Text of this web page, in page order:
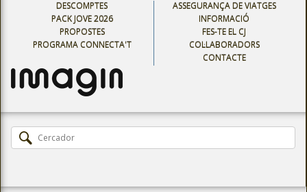
DESCOMPTES
PACK JOVE 2026
PROPOSTES
PROGRAMA CONNECTA'T
ASSEGURANÇA DE VIATGES
INFORMACIÓ
FES-TE EL CJ
COL·LABORADORS
CONTACTE